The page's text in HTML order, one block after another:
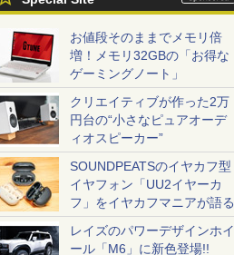
お値段そのままでメモリ倍
増！メモリ32GBの「お得な
ゲーミングノート」
クリエイティブが作った2万
円台の“小さなピュアオーデ
ィオスピーカー”
SOUNDPEATSのイヤカフ型
イヤフォン「UU2イヤーカ
フ」をイヤカフマニアが語る
レイズのパワーデザインホイ
ール「M6」に新色登場!!